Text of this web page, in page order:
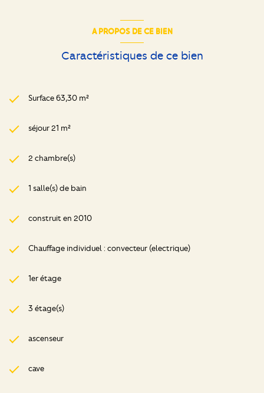
A PROPOS DE CE BIEN
Caractéristiques de ce bien
Surface 63,30 m²
séjour 21 m²
2 chambre(s)
1 salle(s) de bain
construit en 2010
Chauffage individuel : convecteur (electrique)
1er étage
3 étage(s)
ascenseur
cave